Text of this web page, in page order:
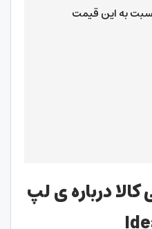
به این قیمت
درباره ی لپ